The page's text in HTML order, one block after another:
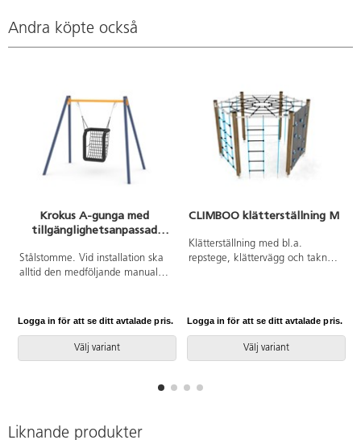
Andra köpte också
Krokus A-gunga med
tillgänglighetsanpassad
Stålstomme. Vid installation ska
alltid den medföljande manualen
Leverantörens artikelnummer
markförankring K1.
Logga in för att se ditt avtalade pris.
Välj variant
CLIMBOO klätterställning M
Klätterställning med bl.a.
repstege, klättervägg och taknät.
finns att tillgå på begäran.
Climboo WD1420 Inkluderar
markförankring K1.
Logga in för att se ditt avtalade pris.
Välj variant
Liknande produkter